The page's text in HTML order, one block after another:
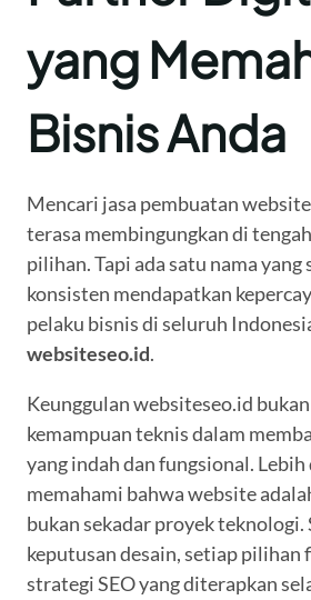
yang
Bisnis Anda
Mencari jasa pembuatan
terasa membingungkan di
pilihan. Tapi ada satu nama yang
konsisten mendapatkan
pelaku bisnis di seluruh
websiteseo.id.
Keunggulan websiteseo.id
kemampuan teknis dalam
yang indah dan fungsional.
memahami bahwa website
bukan sekadar proyek teknologi.
keputusan desain, setiap pilihan
strategi SEO yang diterapkan